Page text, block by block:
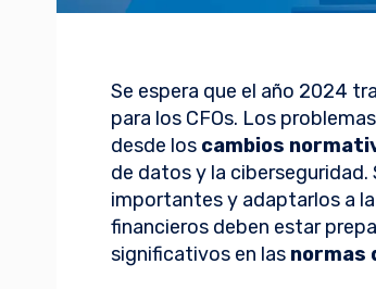
Se espera que el año 2024
para los CFOs. Los
desde los cambios
de datos y la
importantes y adaptarlos a
financieros deben estar
significativos en las normas